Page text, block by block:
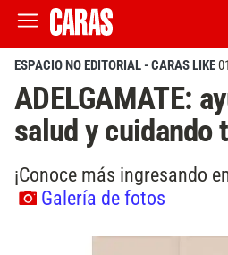
ESPACIO NO EDITORIAL - CARAS LIKE
ADELGAMATE:
salud y cuidando
¡Conoce más ingresando
Galería de fotos